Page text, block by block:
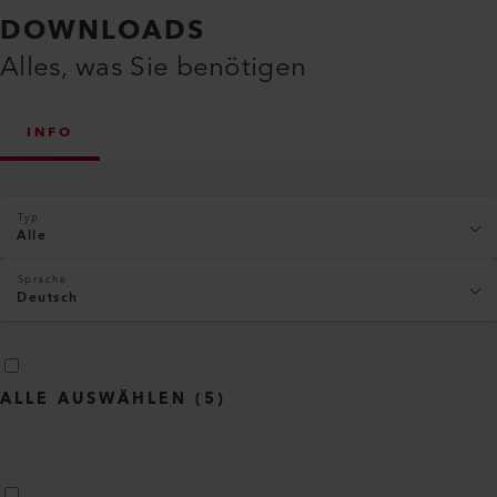
DOWNLOADS
Alles, was Sie benötigen
INFO
Typ
Alle
Sprache
Deutsch
ALLE AUSWÄHLEN ( 5 )